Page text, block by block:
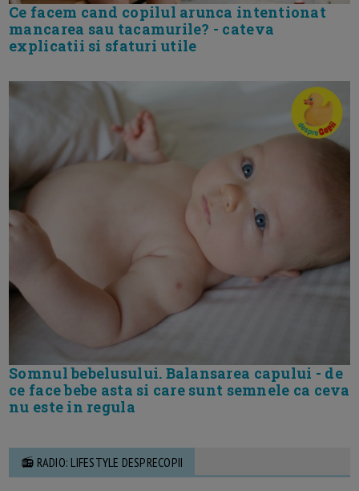
Ce facem cand copilul arunca intentionat
mancarea sau tacamurile? - cateva
explicatii si sfaturi utile
Somnul bebelusului. Balansarea capului - de
ce face bebe asta si care sunt semnele ca ceva
nu este in regula
📻 RADIO: LIFESTYLE DESPRECOPII